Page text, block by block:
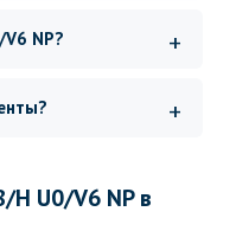
NP?
H U0/V6 NP в